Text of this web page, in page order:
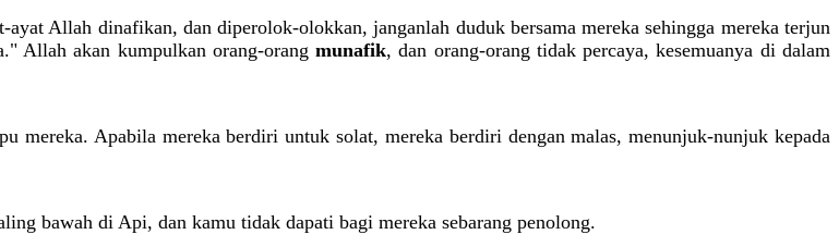
Allah dinafikan, dan diperolok-olokkan, janganlah duduk bersama mereka sehingga mereka terjun
Allah akan kumpulkan orang-orangmunafik, dan orang-orang tidak percaya, kesemuanya di dalam
Apabila mereka berdiri untuk solat, mereka berdiri dengan malas, menunjuk-nunjuk kepada
bawah di Api, dan kamu tidak dapati bagi mereka sebarang penolong.